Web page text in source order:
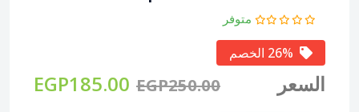
متوفر
السعر EGP250.00
EGP185.00